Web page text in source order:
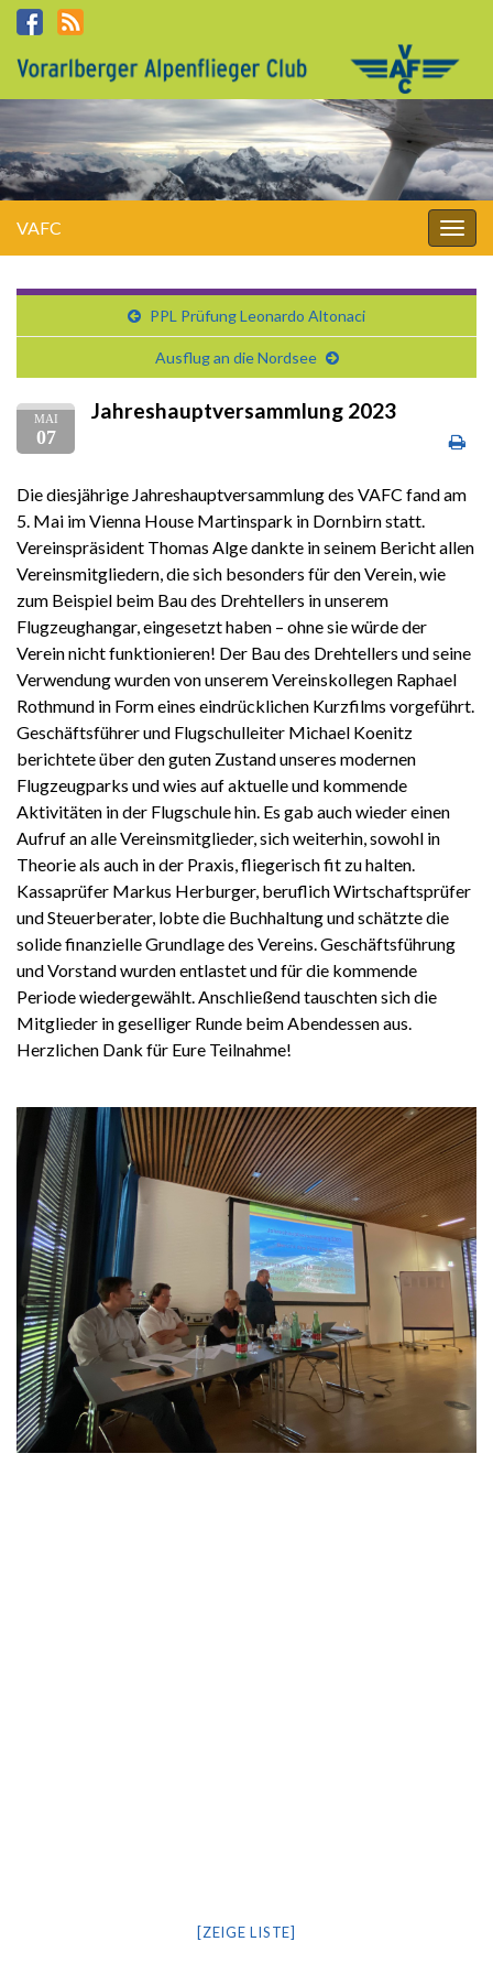
VAFC
PPL Prüfung Leonardo Altonaci
Ausflug an die Nordsee
MAI
07
Jahreshauptversammlung 2023
Die diesjährige Jahreshauptversammlung des VAFC fand am
5. Mai im Vienna House Martinspark in Dornbirn statt.
Vereinspräsident Thomas Alge dankte in seinem Bericht allen
Vereinsmitgliedern, die sich besonders für den Verein, wie
zum Beispiel beim Bau des Drehtellers in unserem
Flugzeughangar, eingesetzt haben – ohne sie würde der
Verein nicht funktionieren! Der Bau des Drehtellers und seine
Verwendung wurden von unserem Vereinskollegen Raphael
Rothmund in Form eines eindrücklichen Kurzfilms vorgeführt.
Geschäftsführer und Flugschulleiter Michael Koenitz
berichtete über den guten Zustand unseres modernen
Flugzeugparks und wies auf aktuelle und kommende
Aktivitäten in der Flugschule hin. Es gab auch wieder einen
Aufruf an alle Vereinsmitglieder, sich weiterhin, sowohl in
Theorie als auch in der Praxis, fliegerisch fit zu halten.
Kassaprüfer Markus Herburger, beruflich Wirtschaftsprüfer
und Steuerberater, lobte die Buchhaltung und schätzte die
solide finanzielle Grundlage des Vereins. Geschäftsführung
und Vorstand wurden entlastet und für die kommende
Periode wiedergewählt. Anschließend tauschten sich die
Mitglieder in geselliger Runde beim Abendessen aus.
Herzlichen Dank für Eure Teilnahme!
[ZEIGE LISTE]